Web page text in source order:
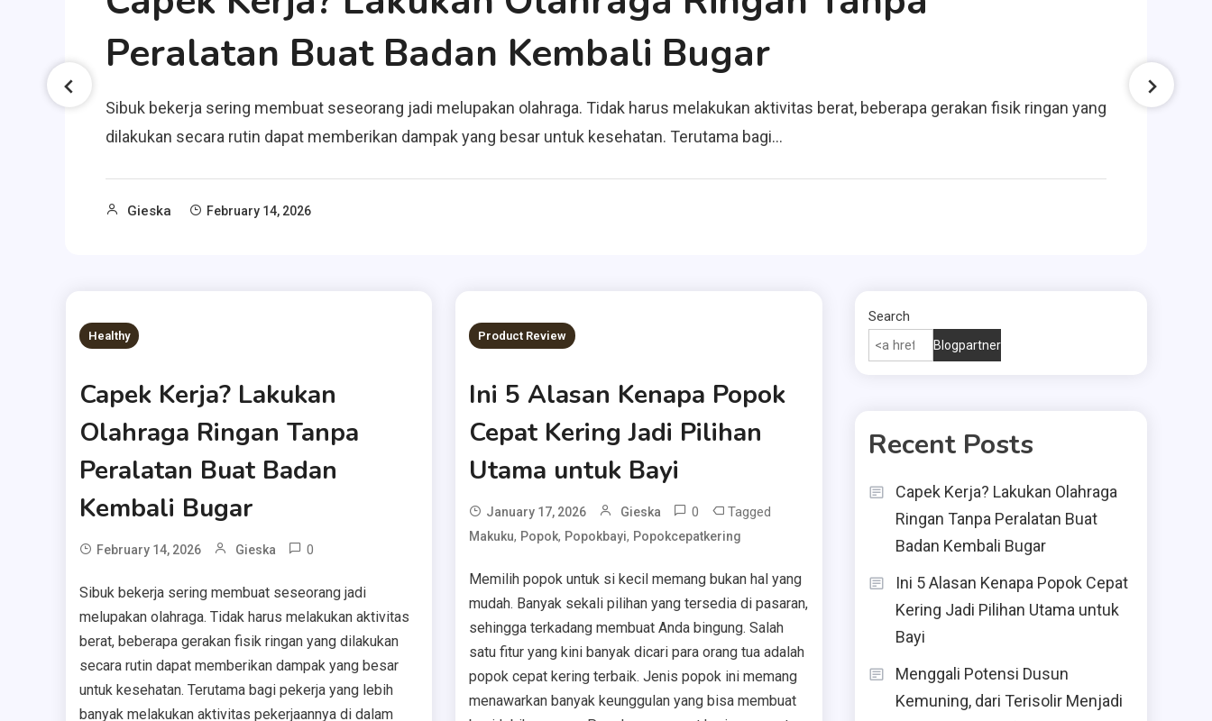
Peralatan Buat Badan Kembali Bugar
Sibuk bekerja sering membuat seseorang jadi melupakan olahraga. Tidak harus melakukan aktivitas berat, beberapa gerakan fisik ringan yang
dilakukan secara rutin dapat memberikan dampak yang besar untuk kesehatan. Terutama bagi…
Gieska February 14, 2026
Healthy
Capek Kerja? Lakukan
Olahraga Ringan Tanpa
Peralatan Buat Badan
Kembali Bugar
February 14, 2026 Gieska 0
Sibuk bekerja sering membuat seseorang jadi
melupakan olahraga. Tidak harus melakukan aktivitas
berat, beberapa gerakan fisik ringan yang dilakukan
secara rutin dapat memberikan dampak yang besar
untuk kesehatan. Terutama bagi pekerja yang lebih
banyak melakukan aktivitas pekerjaannya di dalam
Product Review
Ini 5 Alasan Kenapa Popok
Cepat Kering Jadi Pilihan
Utama untuk Bayi
January 17, 2026 Gieska 0 Tagged
Makuku, Popok, Popokbayi, Popokcepatkering
Memilih popok untuk si kecil memang bukan hal yang
mudah. Banyak sekali pilihan yang tersedia di pasaran,
sehingga terkadang membuat Anda bingung. Salah
satu fitur yang kini banyak dicari para orang tua adalah
popok cepat kering terbaik. Jenis popok ini memang
menawarkan banyak keunggulan yang bisa membuat
Search
Blogpartner
Recent Posts
Capek Kerja? Lakukan Olahraga
Ringan Tanpa Peralatan Buat
Badan Kembali Bugar
Ini 5 Alasan Kenapa Popok Cepat
Kering Jadi Pilihan Utama untuk
Bayi
Menggali Potensi Dusun
Kemuning, dari Terisolir Menjadi